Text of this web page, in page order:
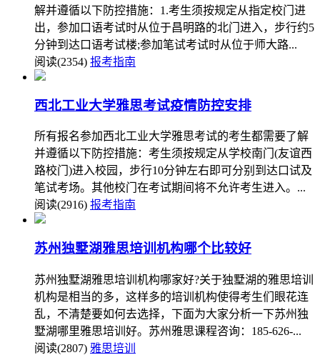
解并遵循以下防控措施：1.考生须按规定从指定校门进
出，参加口语考试时从位于昌明路的北门进入，步行约5
分钟到达口语考试楼;参加笔试考试时从位于师大路...
阅读(2354) 报考指南
西北工业大学雅思考试疫情防控安排
所有报名参加西北工业大学雅思考试的考生都需要了解
并遵循以下防控措施：考生须按规定从学校南门(友谊西
路校门)进入校园，步行10分钟左右即可分别到达口试及
笔试考场。其他校门在考试期间将不允许考生进入。...
阅读(2916) 报考指南
苏州独墅湖雅思培训机构哪个比较好
苏州独墅湖雅思培训机构哪家好?关于独墅湖的雅思培训
机构是相当的多，这样多的培训机构使得考生们眼花连
乱，不清楚要如何去选择，下面为大家分析一下苏州独
墅湖哪里雅思培训好。苏州雅思课程咨询：185-626-...
阅读(2807) 雅思培训